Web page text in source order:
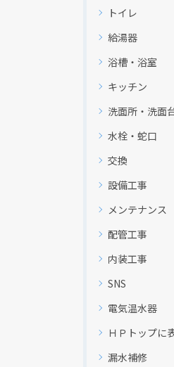
トイレ
給湯器
浴槽・浴室
キッチン
洗面所・洗面
水栓・蛇口
交換
設備工事
メンテナンス
配管工事
内装工事
SNS
電気温水器
ＨＰトップに
漏水補修